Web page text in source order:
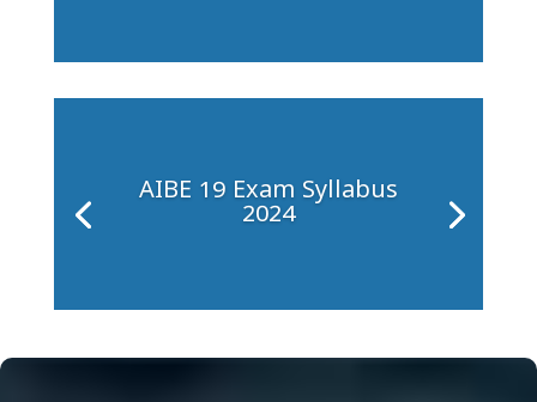
AIBE 19 Exam Syllabus
2024